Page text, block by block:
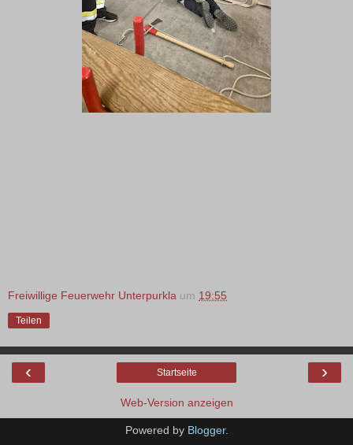
Freiwillige Feuerwehr Unterpurkla um 19:55
Teilen
‹ ›
Startseite
Web-Version anzeigen
Powered by Blogger.